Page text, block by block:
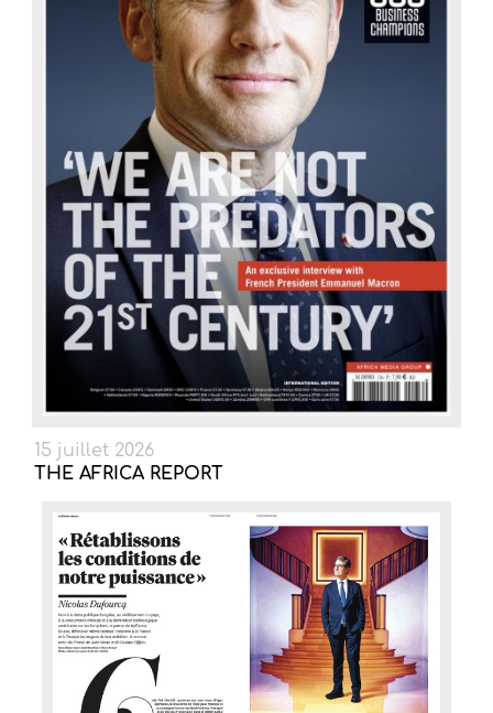
15 juillet 2026
THE AFRICA REPORT